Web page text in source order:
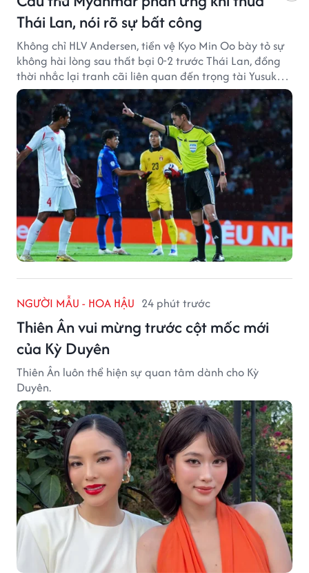
Thái Lan, nói rõ sự bất công
Không chỉ HLV Andersen, tiền vệ Kyo Min Oo bày tỏ sự
không hài lòng sau thất bại 0-2 trước Thái Lan, đồng
thời nhắc lại tranh cãi liên quan đến trọng tài Yusuke
Ohashi.
NGƯỜI MẪU - HOA HẬU 24 phút trước
Thiên Ân vui mừng trước cột mốc mới
của Kỳ Duyên
Thiên Ân luôn thể hiện sự quan tâm dành cho Kỳ
Duyên.